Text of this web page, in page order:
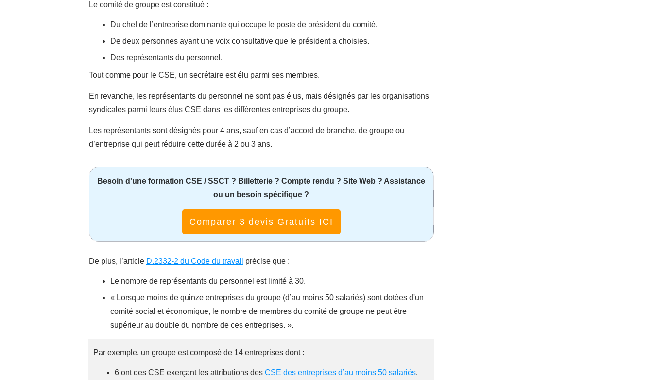
Le comité de groupe est constitué :
Du chef de l’entreprise dominante qui occupe le poste de président du comité.
De deux personnes ayant une voix consultative que le président a choisies.
Des représentants du personnel.
Tout comme pour le CSE, un secrétaire est élu parmi ses membres.
En revanche, les représentants du personnel ne sont pas élus, mais désignés par les organisations
syndicales parmi leurs élus CSE dans les différentes entreprises du groupe.
Les représentants sont désignés pour 4 ans, sauf en cas d’accord de branche, de groupe ou
d’entreprise qui peut réduire cette durée à 2 ou 3 ans.
Besoin d'une formation CSE / SSCT ? Billetterie ? Compte rendu ? Site Web ? Assistance
ou un besoin spécifique ?
Comparer 3 devis Gratuits ICI
De plus, l’article D.2332-2 du Code du travail précise que :
Le nombre de représentants du personnel est limité à 30.
« Lorsque moins de quinze entreprises du groupe (d’au moins 50 salariés) sont dotées d'un
comité social et économique, le nombre de membres du comité de groupe ne peut être
supérieur au double du nombre de ces entreprises. ».
Par exemple, un groupe est composé de 14 entreprises dont :
6 ont des CSE exerçant les attributions des CSE des entreprises d’au moins 50 salariés.